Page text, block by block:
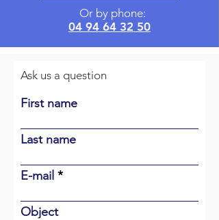
Or by phone:
04 94 64 32 50
Ask us a question
First name
Last name
E-mail
Object